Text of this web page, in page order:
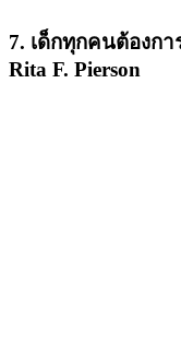
7. เด็กทุกคนต้องก
Rita F. Pierson